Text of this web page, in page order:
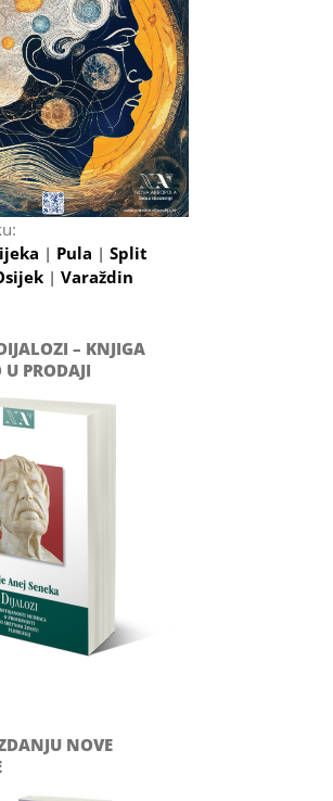
| Pula | Split
| Varaždin
– KNJIGA
PRODAJI
NOVE